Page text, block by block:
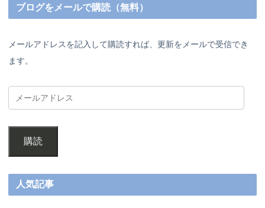
ブログをメールで購読（無料）
メールアドレスを記入して購読すれば、更新をメールで受信でき
ます。
購読
人気記事